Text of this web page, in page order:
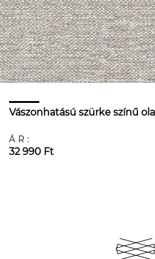
Vászonhatású szürke színű
ÁR:
32 990 Ft